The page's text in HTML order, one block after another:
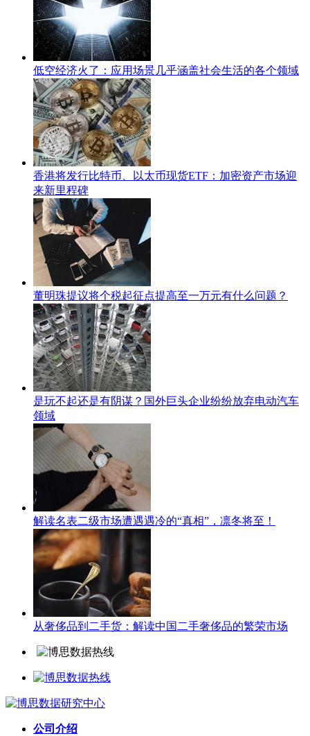
低空经济火了：应用场景几乎涵盖社会生活的各个领域
香港将发行比特币、以太币现货ETF：加密资产市场迎
来新里程碑
董明珠提议将个税起征点提高至一万元有什么问题？
是玩不起还是有阴谋？国外巨头企业纷纷放弃电动汽车
领域
解读名表二级市场遭遇遇冷的“真相”，凛冬将至！
从奢侈品到二手货：解读中国二手奢侈品的繁荣市场
公司介绍